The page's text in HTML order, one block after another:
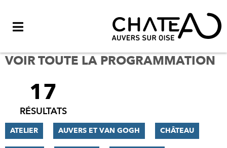
VOIR TOUTE LA PROGRAMMATION
FILTRER
RÉSULTATS
17
RÉSULTATS
ATELIER AUVERS ET VAN GOGH CHÂTEAU